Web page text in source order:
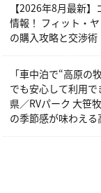
【2026年8月最新
情報！ フィット・
の購入攻略と交渉術
「車中泊で“高原の
でも安心して利用
県／RVパーク 大笹
の季節感が味わえ